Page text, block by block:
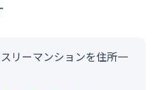
リーマンションを住所一